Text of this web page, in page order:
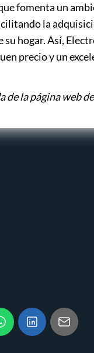
fomenta un
la
su hogar. Así,
precio y un
la página web